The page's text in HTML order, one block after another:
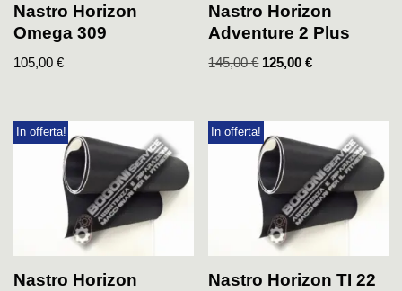
Nastro Horizon
Omega 309
105,00 €
Nastro Horizon
Adventure 2 Plus
145,00€ 125,00€
In offerta!
Nastro Horizon
In offerta!
Nastro Horizon TI 22